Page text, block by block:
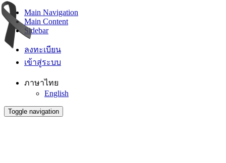
Main Navigation
Main Content
Sidebar
ลงทะเบียน
เข้าสู่ระบบ
ภาษาไทย
English
Toggle navigation